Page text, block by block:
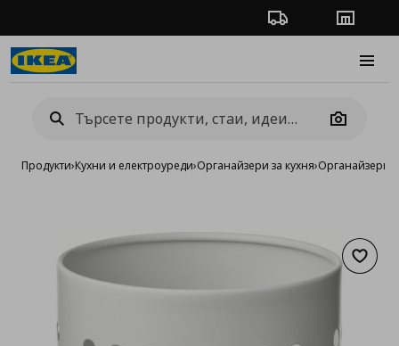
Проследяване на
Camera
Продукти›Кухни и електроуреди›Органайзери за кухня›Органайзери